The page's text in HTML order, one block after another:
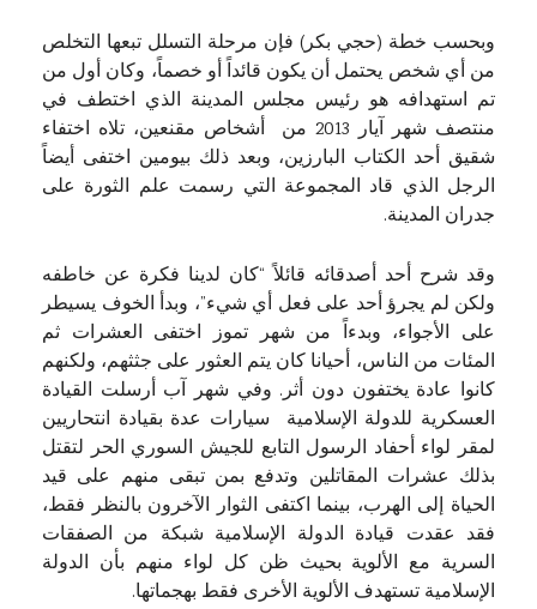
وبحسب خطة (حجي بكر) فإن مرحلة التسلل تبعها التخلص
من أي شخص يحتمل أن يكون قائداً أو خصماً، وكان أول من
تم استهدافه هو رئيس مجلس المدينة الذي اختطف في
منتصف شهر آيار 2013 من أشخاص مقنعين، تلاه اختفاء
شقيق أحد الكتاب البارزين، وبعد ذلك بيومين اختفى أيضاً
الرجل الذي قاد المجموعة التي رسمت علم الثورة على
جدران المدينة.
وقد شرح أحد أصدقائه قائلاً “كان لدينا فكرة عن خاطفه
ولكن لم يجرؤ أحد على فعل أي شيء”، وبدأ الخوف يسيطر
على الأجواء، وبدءاً من شهر تموز اختفى العشرات ثم
المئات من الناس، أحيانا كان يتم العثور على جثثهم، ولكنهم
كانوا عادة يختفون دون أثر. وفي شهر آب أرسلت القيادة
العسكرية للدولة الإسلامية سيارات عدة بقيادة انتحاريين
لمقر لواء أحفاد الرسول التابع للجيش السوري الحر لتقتل
بذلك عشرات المقاتلين وتدفع بمن تبقى منهم على قيد
الحياة إلى الهرب، بينما اكتفى الثوار الآخرون بالنظر فقط،
فقد عقدت قيادة الدولة الإسلامية شبكة من الصفقات
السرية مع الألوية بحيث ظن كل لواء منهم بأن الدولة
الإسلامية تستهدف الألوية الأخرى فقط بهجماتها.